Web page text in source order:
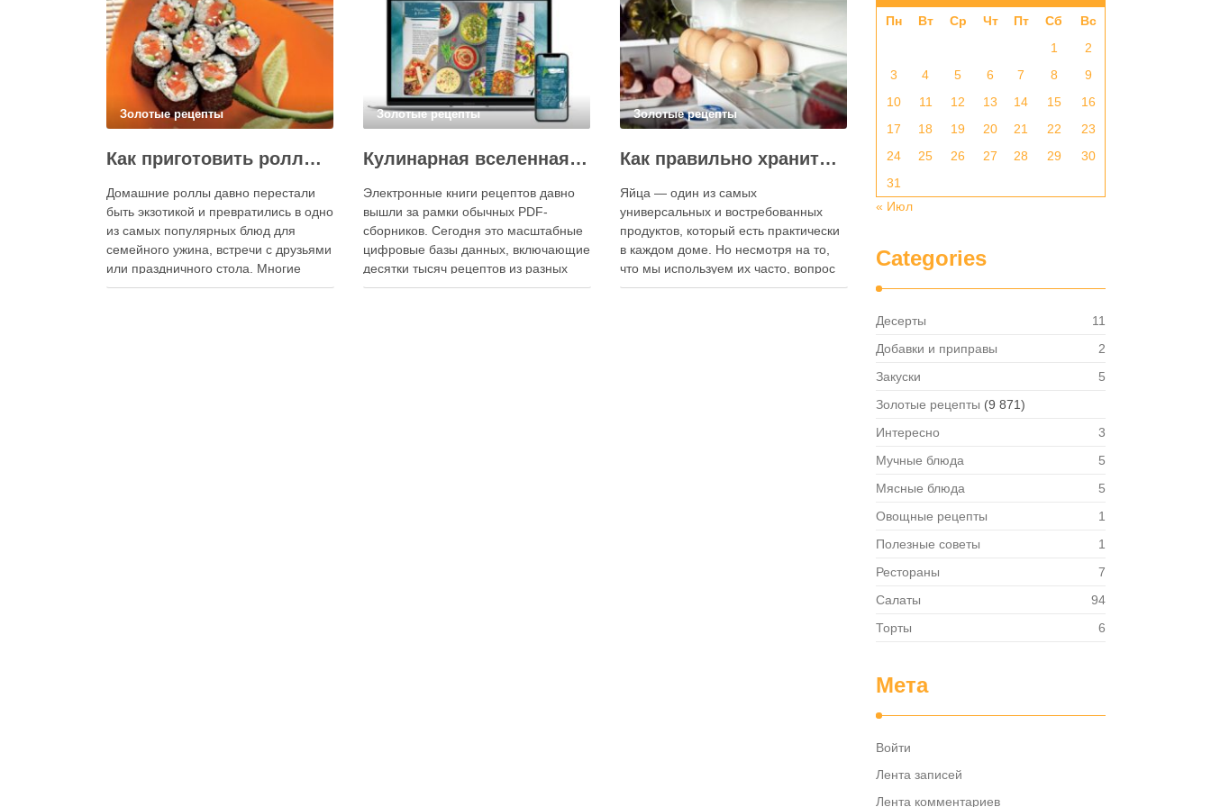
Золотые рецепты
Как приготовить роллы в домашних условиях?
Домашние роллы давно перестали
быть экзотикой и превратились в одно
из самых популярных блюд для
семейного ужина, встречи с друзьями
или праздничного стола. Многие
считают, что приготовление японских
Золотые рецепты
Кулинарная вселенная в цифре: топ-3 самых больших электронных книг рецептов
Электронные книги рецептов давно
вышли за рамки обычных PDF-
сборников. Сегодня это масштабные
цифровые базы данных, включающие
десятки тысяч рецептов из разных
стран мира, с подробными
Золотые рецепты
Как правильно хранить яйца: в холодильнике или на полке?
Яйца — один из самых
универсальных и востребованных
продуктов, который есть практически
в каждом доме. Но несмотря на то,
что мы используем их часто, вопрос
хранения остаётся актуальным: где
Пн Вт Ср Чт Пт Сб
Вс
1
2
3
4 5 6 7 8
9
10
11 12 13 14 15
16
17
18 19 20 21 22
23
24
25 26 27 28 29
30
31
« Июл
Categories
Десерты
11
Добавки и приправы
2
Закуски
5
Золотые рецепты (9 871)
Интересно
3
Мучные блюда
5
Мясные блюда
5
Овощные рецепты
1
Полезные советы
1
Рестораны
7
Салаты
94
Торты
6
Мета
Войти
Лента записей
Лента комментариев